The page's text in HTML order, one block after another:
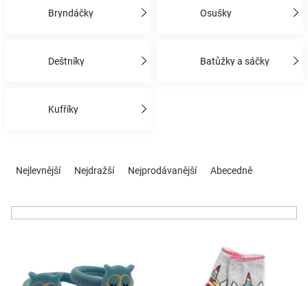
oblečení
Blog
Bryndáčky Osušky
Deštníky Batůžky a sáčky
Kufříky
Nejlevnější Nejdražší Nejprodávanější Abecedně